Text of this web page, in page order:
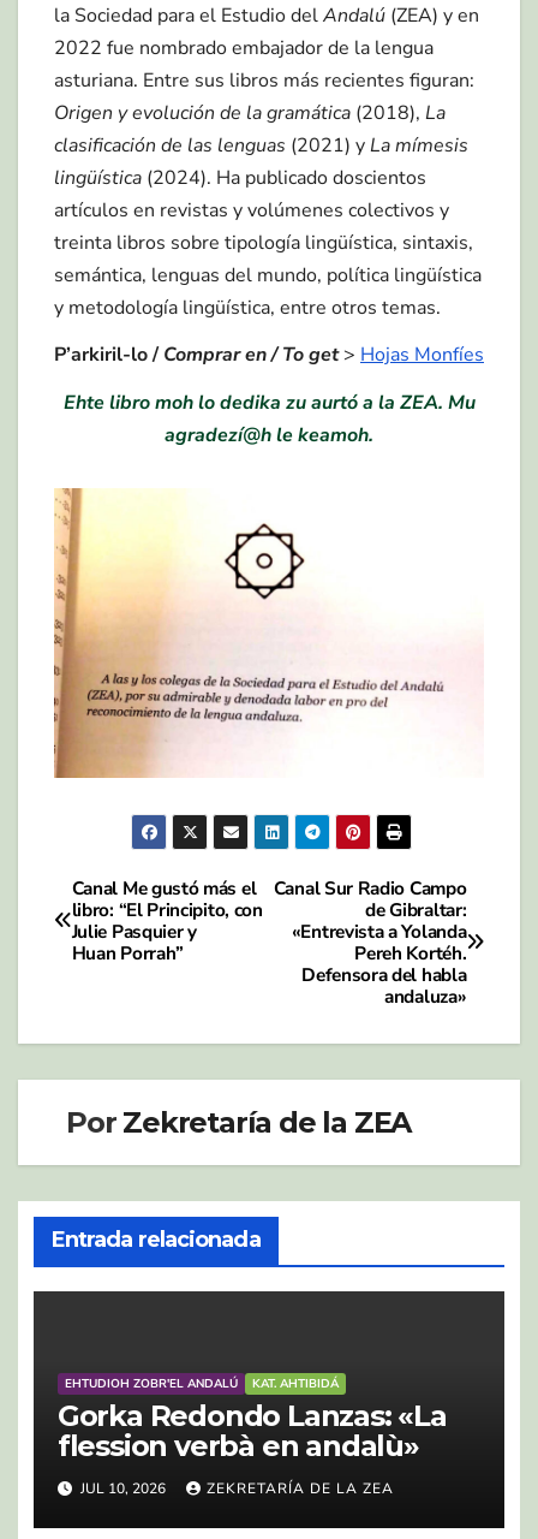
la Sociedad para el Estudio delAndalú (ZEA) y en
2022 fue nombrado embajador de la lengua
asturiana. Entre sus libros más recientes figuran:
Origen y evolución de la gramática (2018), La
clasificación de las lenguas (2021) yLa mímesis
lingüística (2024). Ha publicado doscientos
artículos en revistas y volúmenes colectivos y
treinta libros sobre tipología lingüística, sintaxis,
semántica, lenguas del mundo, política lingüística
y metodología lingüística, entre otros temas.
P’arkiril-lo /Comprar en/ To get> Hojas Monfíes
Ehte libro moh lo dedika zu aurtó a la ZEA. Mu
agradezí@h le keamoh.
Navegación
de
Canal Sur Radio Campo
de Gibraltar:
«Entrevista a Yolanda
Pereh Kortéh.
Defensora del habla
andaluza»
Canal Me gustó más el
libro: “El Principito, con
Julie Pasquier y
Huan Porrah”
Por Zekretaría de la ZEA
Entrada relacionada
EHTUDIOH ZOBR'EL ANDALÚ KAT. AHTIBIDÁ
Gorka Redondo Lanzas: «La
flession verbà en andalù»
JUL 10, 2026 ZEKRETARÍA DE LA ZEA